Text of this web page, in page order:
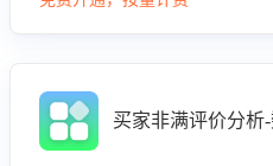
绪、归因争议根源，并客观评
买家非满评价分析